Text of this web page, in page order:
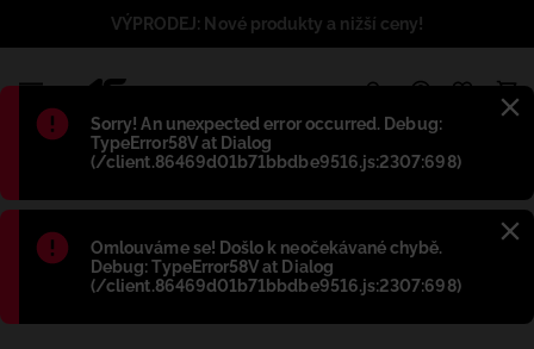
Błąd:
Sorry! An unexpected error occurred. Debug:
TypeError58V at Dialog
(/client.86469d01b71bbdbe9516.js:2307:698)
Błąd:
Omlouváme se! Došlo k neočekávané chybě.
Debug: TypeError58V at Dialog
(/client.86469d01b71bbdbe9516.js:2307:698)
VÝPRODEJ: Nové produkty a nižší ceny!